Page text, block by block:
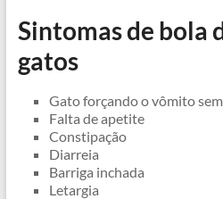
Sintomas de bola
gatos
Gato forçando o vômito
Falta de apetite
Constipação
Diarreia
Barriga inchada
Letargia